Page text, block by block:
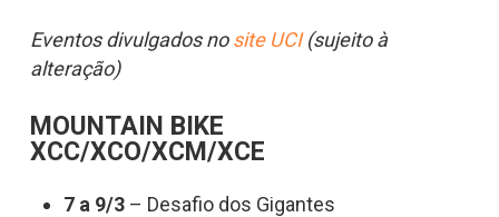
Eventos divulgados nosite UCI(sujeito à
alteração)
MOUNTAIN BIKE
XCC/XCO/XCM/XCE
7 a 9/3– Desafio dos Gigantes